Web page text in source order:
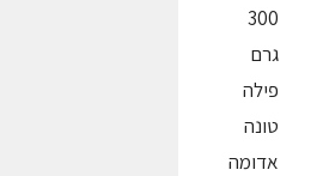
300
גרם
פילה
טונה
אדומה